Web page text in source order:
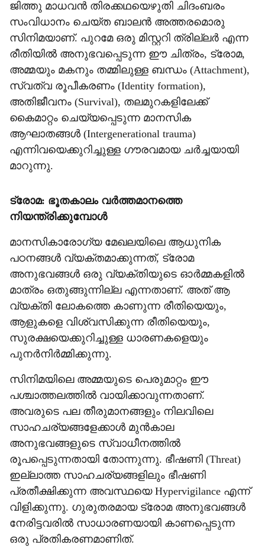
ജിത്തു മാധവന്‍ തിരക്കഥയെഴുതി ചിദംബരം
സംവിധാനം ചെയ്ത ബാലന്‍ അത്തരമൊരു
സിനിമയാണ്. പുറമേ ഒരു മിസ്റ്ററി ത്രില്ലര്‍ എന്ന
രീതിയില്‍ അനുഭവപ്പെടുന്ന ഈ ചിത്രം, ട്രോമ,
അമ്മയും മകനും തമ്മിലുള്ള ബന്ധം (Attachment),
സ്വത്വ രൂപീകരണം (Identity formation),
അതിജീവനം (Survival), തലമുറകളിലേക്ക്
കൈമാറ്റം ചെയ്യപ്പെടുന്ന മാനസിക
ആഘാതങ്ങള്‍ (Intergenerational trauma)
എന്നിവയെക്കുറിച്ചുള്ള ഗൗരവമായ ചര്‍ച്ചയായി
മാറുന്നു.
ട്രോമ: ഭൂതകാലം വര്‍ത്തമാനത്തെ
നിയന്ത്രിക്കുമ്പോള്‍
മാനസികാരോഗ്യ മേഖലയിലെ ആധുനിക
പഠനങ്ങള്‍ വ്യക്തമാക്കുന്നത്, ട്രോമ
അനുഭവങ്ങള്‍ ഒരു വ്യക്തിയുടെ ഓര്‍മ്മകളില്‍
മാത്രം ഒതുങ്ങുന്നില്ല എന്നതാണ്. അത് ആ
വ്യക്തി ലോകത്തെ കാണുന്ന രീതിയെയും,
ആളുകളെ വിശ്വസിക്കുന്ന രീതിയെയും,
സുരക്ഷയെക്കുറിച്ചുള്ള ധാരണകളെയും
പുനര്‍നിര്‍മ്മിക്കുന്നു.
സിനിമയിലെ അമ്മയുടെ പെരുമാറ്റം ഈ
പശ്ചാത്തലത്തില്‍ വായിക്കാവുന്നതാണ്.
അവരുടെ പല തീരുമാനങ്ങളും നിലവിലെ
സാഹചര്യങ്ങളേക്കാള്‍ മുന്‍കാല
അനുഭവങ്ങളുടെ സ്വാധീനത്തില്‍
രൂപപ്പെടുന്നതായി തോന്നുന്നു. ഭീഷണി (Threat)
ഇല്ലാത്ത സാഹചര്യങ്ങളിലും ഭീഷണി
പ്രതീക്ഷിക്കുന്ന അവസ്ഥയെ Hypervigilance എന്ന്
വിളിക്കുന്നു. ഗുരുതരമായ ട്രോമ അനുഭവങ്ങള്‍
നേരിട്ടവരില്‍ സാധാരണയായി കാണപ്പെടുന്ന
ഒരു പ്രതികരണമാണിത്.